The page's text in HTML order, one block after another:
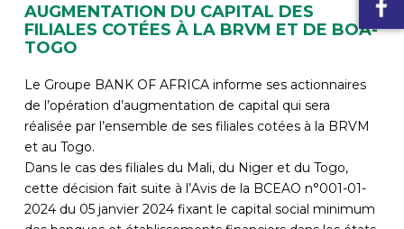
AUGMENTATION DU CAPITAL DES
FILIALES COTÉES À LA BRVM ET DE BOA-
TOGO
Le Groupe BANK OF AFRICA informe ses actionnaires
de l’opération d’augmentation de capital qui sera
réalisée par l’ensemble de ses filiales cotées à la BRVM
et au Togo.
Dans le cas des filiales du Mali, du Niger et du Togo,
cette décision fait suite à l’Avis de la BCEAO n°001-01-
2024 du 05 janvier 2024 fixant le capital social minimum